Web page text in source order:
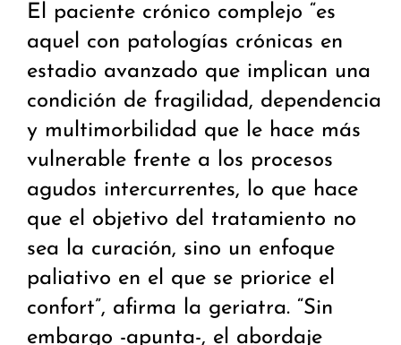
El paciente crónico complejo “es
aquel con patologías crónicas en
estadio avanzado que implican una
condición de fragilidad, dependencia
y multimorbilidad que le hace más
vulnerable frente a los procesos
agudos intercurrentes, lo que hace
que el objetivo del tratamiento no
sea la curación, sino un enfoque
paliativo en el que se priorice el
confort”, afirma la geriatra. “Sin
embargo -apunta-, el abordaje